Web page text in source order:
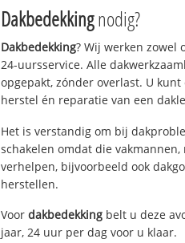
Dakbedekkingnodig?
Dakbedekking? Wij werken zowel
24-uursservice. Alle
opgepakt, zónder overlast. U
herstel én reparatie van een
Het is verstandig om bij
schakelen omdat die
verhelpen, bijvoorbeeld ook
herstellen.
Voordakbedekking belt u deze
jaar, 24 uur per dag voor u klaar.